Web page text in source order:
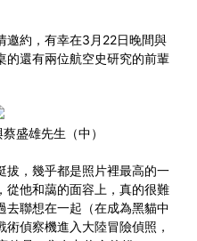
邀約，有幸在3月22日晚間與
的還有兩位航空史研究的前輩
盛雄先生（中）
拔，幾乎都是照片裡最高的一
從他和藹的面容上，真的很難
去聯想在一起（在成為黑貓中
偵察機進入大陸冒險偵照，